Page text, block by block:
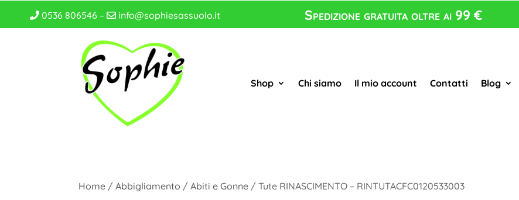
0536 806546 – info@sophiesassuolo.it Spedizione gratuita oltre ai 99 €
Shop Chi siamo Il mio account Contatti Blog
Home /Abbigliamento /Abiti e Gonne / Tute RINASCIMENTO – RINTUTACFC0120533003